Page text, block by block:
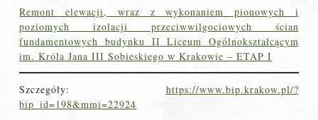
Remont elewacji, wraz z wykonaniem pionowych i
poziomych izolacji przeciwwilgociowych ścian
fundamentowych budynku II Liceum Ogólnokształcącym
im. Króla Jana III Sobieskiego w Krakowie – ETAP I
Szczegóły: https://www.bip.krakow.pl/?
bip_id=198&mmi=22924